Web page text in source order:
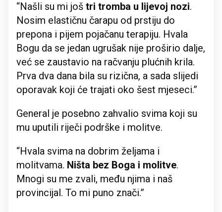
“Našli su mi još tri tromba u lijevoj nozi.
Nosim elastičnu čarapu od prstiju do
prepona i pijem pojačanu terapiju. Hvala
Bogu da se jedan ugrušak nije proširio dalje,
već se zaustavio na račvanju plućnih krila.
Prva dva dana bila su rizična, a sada slijedi
oporavak koji će trajati oko šest mjeseci.”
General je posebno zahvalio svima koji su
mu uputili riječi podrške i molitve.
“Hvala svima na dobrim željama i
molitvama. Ništa bez Boga i molitve.
Mnogi su me zvali, među njima i naš
provincijal. To mi puno znači.”